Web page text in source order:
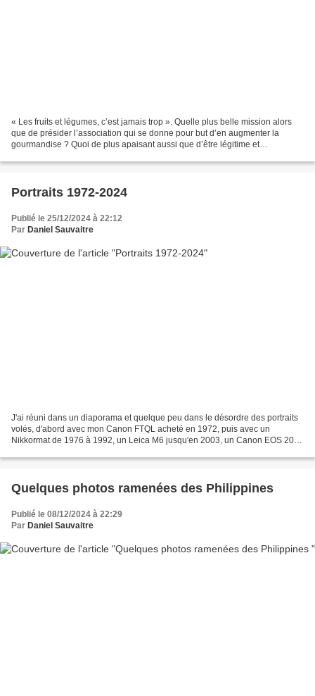
« Les fruits et légumes, c’est jamais trop ». Quelle plus belle mission alors
que de présider l’association qui se donne pour but d’en augmenter la
gourmandise ? Quoi de plus apaisant aussi que d’être légitime et
Portraits 1972-2024
Publié le 25/12/2024 à 22:12
Par Daniel Sauvaitre
J'ai réuni dans un diaporama et quelque peu dans le désordre des portraits
volés, d'abord avec mon Canon FTQL acheté en 1972, puis avec un
Nikkormat de 1976 à 1992, un Leica M6 jusqu'en 2003, un Canon EOS 20 D
Quelques photos ramenées des Philippines
Publié le 08/12/2024 à 22:29
Par Daniel Sauvaitre